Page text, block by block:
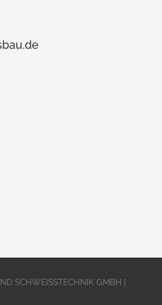
SCHWEISSTECHNIK GMBH |